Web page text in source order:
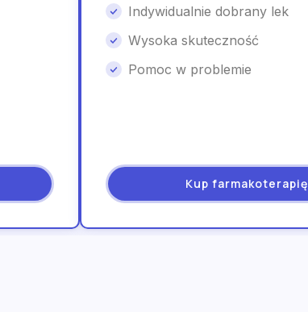
Indywidualnie dobrany lek
Wysoka skuteczność
Pomoc w problemie
Kup farmakoterapię